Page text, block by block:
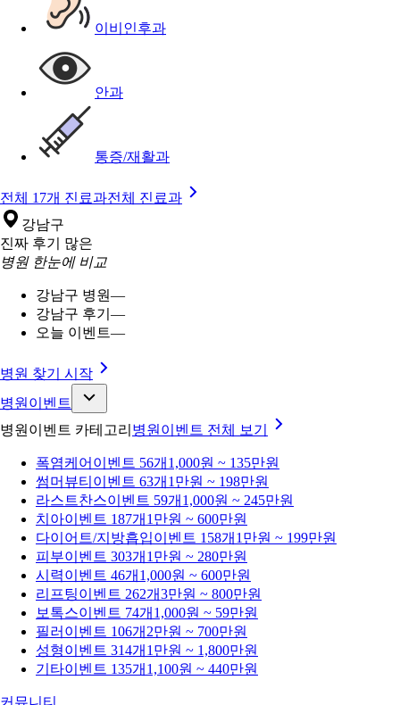
이비인후과
안과
통증/재활과
전체 17개 진료과전체 진료과
강남구
진짜 후기 많은
병원 한눈에 비교
강남구 병원—
강남구 후기 —
오늘 이벤트—
병원 찾기 시작
병원이벤트
병원이벤트 카테고리 병원이벤트 전체 보기
폭염케어 이벤트 56개 1,000원 ~ 135만원
썸머뷰티 이벤트 63개 1만원 ~ 198만원
라스트찬스이벤트 59개 1,000원 ~ 245만원
치아이벤트 187개 1만원 ~ 600만원
다이어트/지방흡입이벤트 158개 1만원 ~ 199만원
피부이벤트 303개 1만원 ~ 280만원
시력이벤트 46개 1,000원 ~ 600만원
리프팅이벤트 262개3만원 ~ 800만원
보톡스이벤트 74개 1,000원 ~ 59만원
필러 이벤트 106개 2만원 ~ 700만원
성형이벤트 314개 1만원 ~ 1,800만원
기타이벤트 135개 1,100원 ~ 440만원
커뮤니티